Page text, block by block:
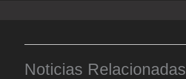
Noticias Relacionadas